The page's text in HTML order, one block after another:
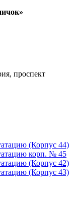
проспект
(Корпус 44)
корп. № 45
(Корпус 42)
(Корпус 43)